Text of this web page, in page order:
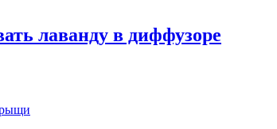
лаванду в диффузоре